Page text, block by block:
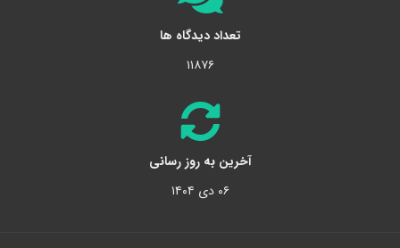
تعداد دیدگاه ها
۱۱۸۷۶
آخرین به روز رسانی
۰۶ دی ۱۴۰۴